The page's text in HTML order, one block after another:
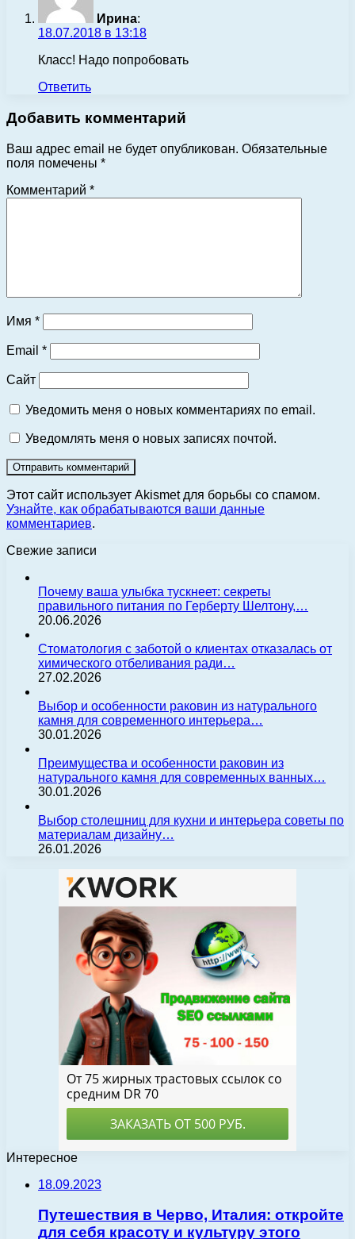
Ирина:
18.07.2018 в 13:18
Класс! Надо попробовать
Ответить
Добавить комментарий
Ваш адрес email не будет опубликован. Обязательные
поля помечены *
Комментарий *
Имя *
Email *
Сайт
Уведомить меня о новых комментариях по email.
Уведомлять меня о новых записях почтой.
Этот сайт использует Akismet для борьбы со спамом.
Узнайте, как обрабатываются ваши данные
комментариев.
Свежие записи
Почему ваша улыбка тускнеет: секреты
правильного питания по Герберту Шелтону,…
20.06.2026
Стоматология с заботой о клиентах отказалась от
химического отбеливания ради…
27.02.2026
Выбор и особенности раковин из натурального
камня для современного интерьера…
30.01.2026
Преимущества и особенности раковин из
натурального камня для современных ванных…
30.01.2026
Выбор столешниц для кухни и интерьера советы по
материалам дизайну…
26.01.2026
Интересное
18.09.2023
Путешествия в Черво, Италия: откройте
для себя красоту и культуру этого